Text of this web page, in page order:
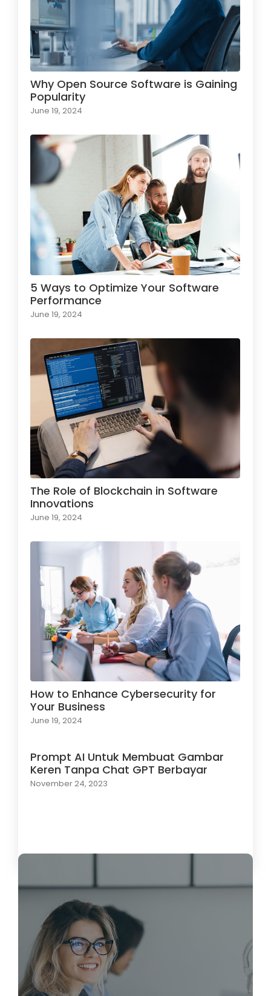
Why Open Source Software is Gaining
Popularity
June 19, 2024
5 Ways to Optimize Your Software
Performance
June 19, 2024
The Role of Blockchain in Software
Innovations
June 19, 2024
How to Enhance Cybersecurity for
Your Business
June 19, 2024
Prompt AI Untuk Membuat Gambar
Keren Tanpa Chat GPT Berbayar
November 24, 2023